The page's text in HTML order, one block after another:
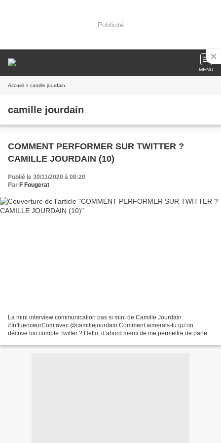
Publicité
MENU
Accueil » camille jourdain
camille jourdain
COMMENT PERFORMER SUR TWITTER ?
CAMILLE JOURDAIN (10)
Publié le 30/11/2020 à 08:20
Par F Fougerat
La mini interview communication pas si mini de Camille Jourdain
#InfluenceurCom avec @camillejourdain Comment aimerais-tu qu’on
décrive ton compte Twitter ? Hello, d’abord merci de me permettre de parler